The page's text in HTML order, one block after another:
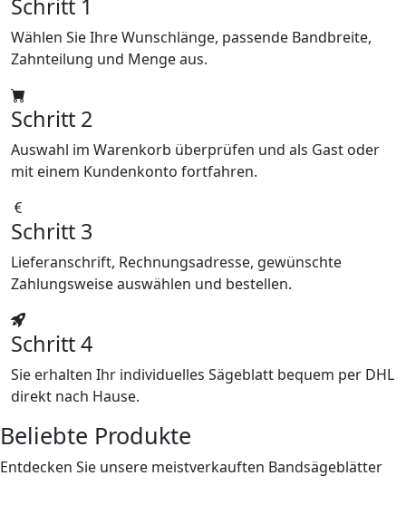
Schritt 1
Wählen Sie Ihre Wunschlänge, passende Bandbreite,
Zahnteilung und Menge aus.
Schritt 2
Auswahl im Warenkorb überprüfen und als Gast oder
mit einem Kundenkonto fortfahren.
Schritt 3
Lieferanschrift, Rechnungsadresse, gewünschte
Zahlungsweise auswählen und bestellen.
Schritt 4
Sie erhalten Ihr individuelles Sägeblatt bequem per DHL
direkt nach Hause.
Beliebte Produkte
Entdecken Sie unsere meistverkauften Bandsägeblätter